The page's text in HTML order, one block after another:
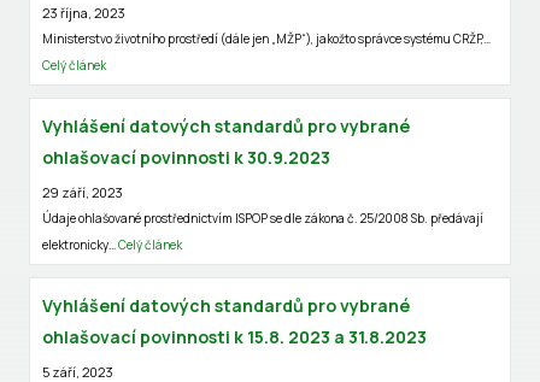
23 října, 2023
Ministerstvo životního prostředí (dále jen „MŽP“), jakožto správce systému CRŽP,…
Celý článek
Vyhlášení datových standardů pro vybrané
ohlašovací povinnosti k 30.9.2023
29 září, 2023
Údaje ohlašované prostřednictvím ISPOP se dle zákona č. 25/2008 Sb. předávají
elektronicky…Celý článek
Vyhlášení datových standardů pro vybrané
ohlašovací povinnosti k 15.8. 2023 a 31.8.2023
5 září, 2023